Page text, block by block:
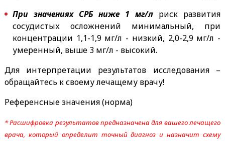
При значениях СРБ ниже 1 мг/л риск развития
сосудистых осложнений минимальный, при
концентрации 1,1-1,9 мг/л - низкий, 2,0-2,9 мг/л -
умеренный, выше 3 мг/л - высокий.
Для интерпретации результатов исследования –
обращайтесь к своему лечащему врачу!
Референсные значения (норма)
* Расшифровка результатов предназначена для вашего лечащего
врача, который определит точный диагноз и назначит схему